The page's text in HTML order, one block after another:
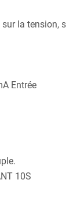
la tension,
Entrée
10S